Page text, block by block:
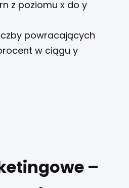
z poziomu x do y
powracających
w ciągu y
–